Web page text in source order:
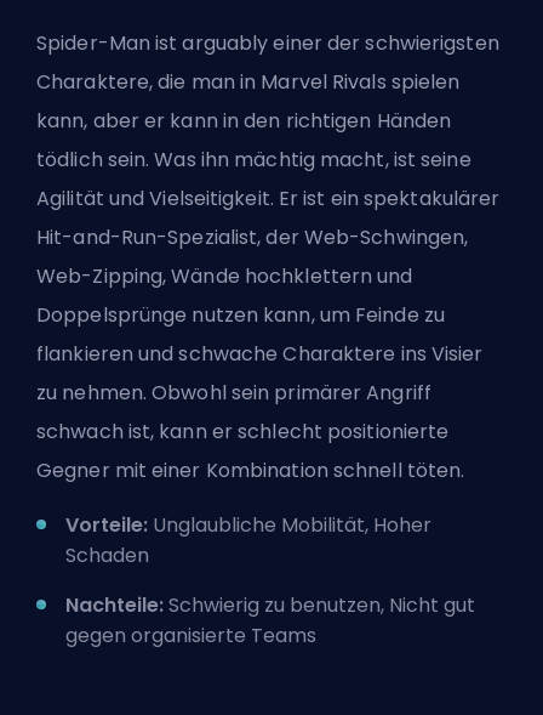
Spider-Man ist arguably einer der schwierigsten
Charaktere, die man in Marvel Rivals spielen
kann, aber er kann in den richtigen Händen
tödlich sein. Was ihn mächtig macht, ist seine
Agilität und Vielseitigkeit. Er ist ein spektakulärer
Hit-and-Run-Spezialist, der Web-Schwingen,
Web-Zipping, Wände hochklettern und
Doppelsprünge nutzen kann, um Feinde zu
flankieren und schwache Charaktere ins Visier
zu nehmen. Obwohl sein primärer Angriff
schwach ist, kann er schlecht positionierte
Gegner mit einer Kombination schnell töten.
Vorteile: Unglaubliche Mobilität, Hoher
Schaden
Nachteile:Schwierig zu benutzen, Nicht gut
gegen organisierte Teams